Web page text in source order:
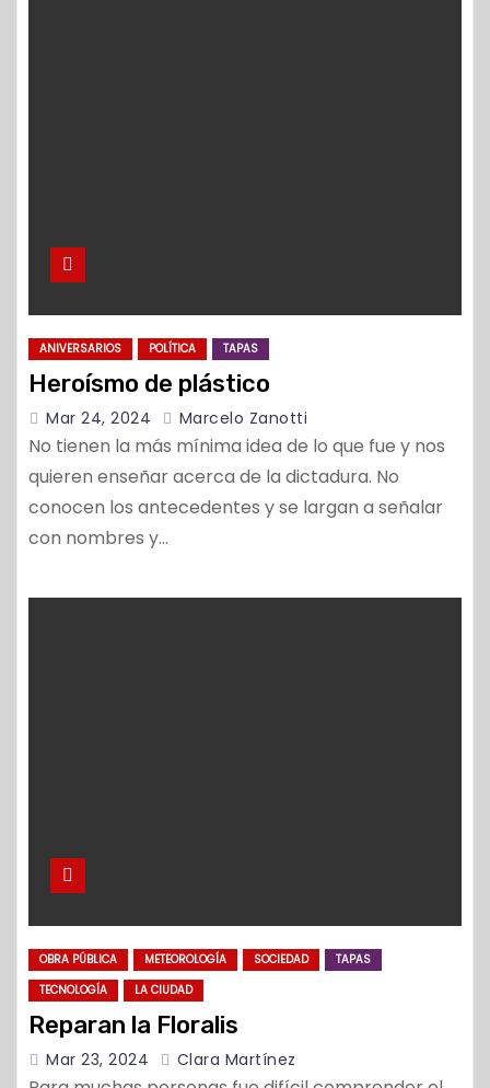
ANIVERSARIOS POLÍTICA TAPAS
Heroísmo de plástico
Mar 24, 2024 Marcelo Zanotti
No tienen la más mínima idea de lo que fue y nos
quieren enseñar acerca de la dictadura. No
conocen los antecedentes y se largan a señalar
con nombres y…
OBRA PÚBLICA METEOROLOGÍA SOCIEDAD
TAPAS
TECNOLOGÍA
LA CIUDAD
Reparan la Floralis
Mar 23, 2024 Clara Martínez